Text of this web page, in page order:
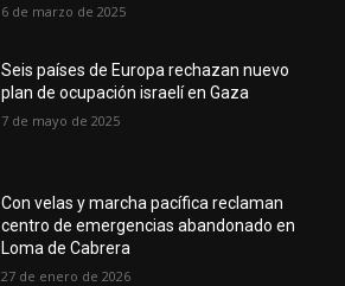
6 de marzo de 2025
Seis países de Europa rechazan nuevo
plan de ocupación israelí en Gaza
7 de mayo de 2025
Con velas y marcha pacífica reclaman
centro de emergencias abandonado en
Loma de Cabrera
27 de enero de 2026